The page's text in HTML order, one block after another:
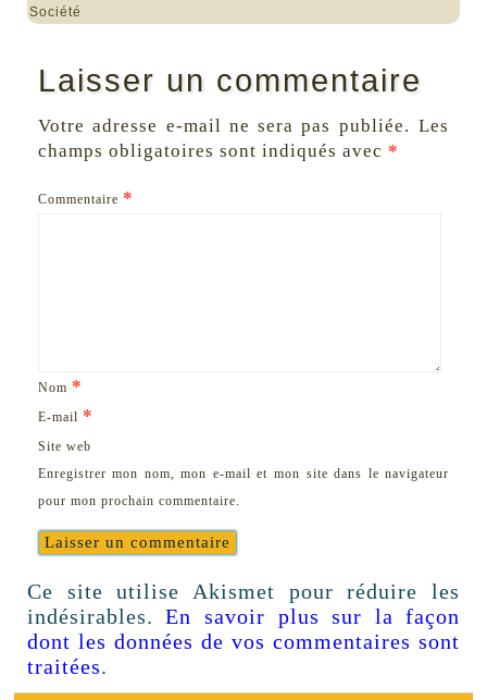
Société
Laisser un commentaire
Votre adresse e-mail ne sera pas publiée. Les
champs obligatoires sont indiqués avec *
Commentaire *
Nom *
E-mail *
Site web
Enregistrer mon nom, mon e-mail et mon site dans le navigateur
pour mon prochain commentaire.
Ce site utilise Akismet pour réduire les
indésirables.En savoir plus sur la façon
dont les données de vos commentaires sont
traitées.